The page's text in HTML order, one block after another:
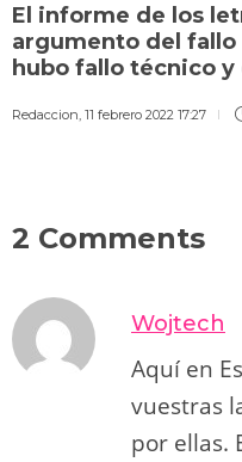
El informe de los
argumento del
hubo fallo técnico
Redaccion, 11 febrero 2022 17:27
2 Comments
Wojtech
Aquí en
vuestras
por ellas.